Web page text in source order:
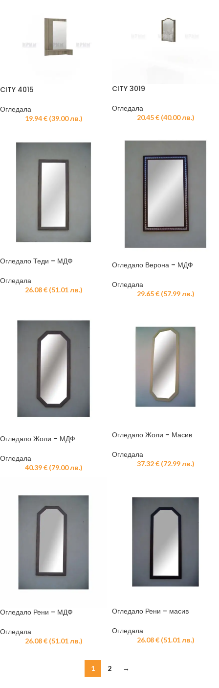
CITY 4015
Огледала
19.94€ (39.00лв.)
CITY 3019
Огледала
20.45€ (40.00лв.)
Огледало Теди – МДФ
Огледала
26.08€ (51.01лв.)
Огледало Верона – МДФ
Огледала
29.65€ (57.99лв.)
Огледало Жоли – МДФ
Огледала
40.39€ (79.00лв.)
Огледало Жоли – Масив
Огледала
37.32€ (72.99лв.)
Огледало Рени – МДФ
Огледала
26.08€ (51.01лв.)
Огледало Рени – масив
Огледала
26.08€ (51.01лв.)
1 2 →